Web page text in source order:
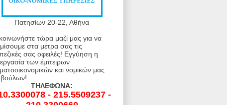
Πατησίων 20-22, Αθήνα
τώρα μαζί μας για να
στα μέτρα σας τις
σας οφειλές! Εγγύηση η
των έμπειρων
και νομικών μας
ΤΗΛΕΦΩΝΑ:
- 215.5509237 -